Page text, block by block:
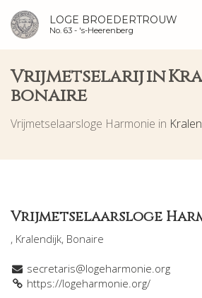
LOGE BROEDERTROUW
No. 63 - 's-Heerenberg
Vrijmetselarij in
bonaire
Vrijmetselaarsloge Harmonie in
Vrijmetselaarsloge
, Kralendijk, Bonaire
secretaris@logeharmonie.org
https://logeharmonie.org/